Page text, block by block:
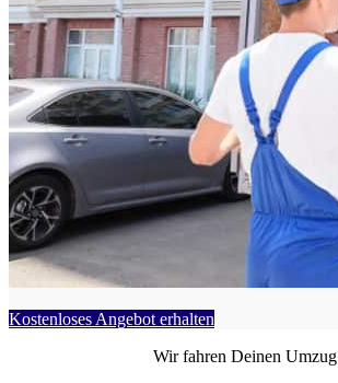
Kostenloses Angebot erhalten
Wir fahren Deinen Umzug